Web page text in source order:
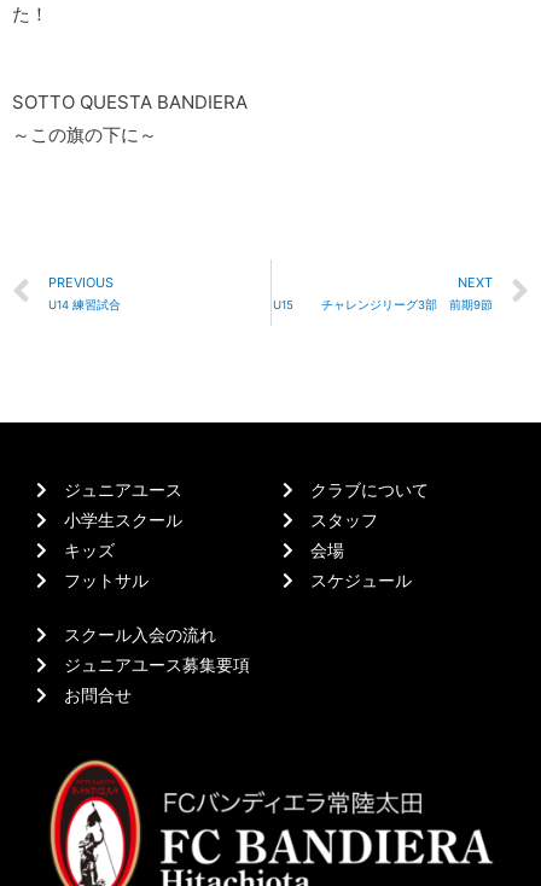
た！
SOTTO QUESTA BANDIERA
～この旗の下に～
PREVIOUS
U14 練習試合
NEXT
U15 チャレンジリーグ3部 前期9節
ジュニアユース
小学生スクール
キッズ
フットサル
クラブについて
スタッフ
会場
スケジュール
スクール入会の流れ
ジュニアユース募集要項
お問合せ